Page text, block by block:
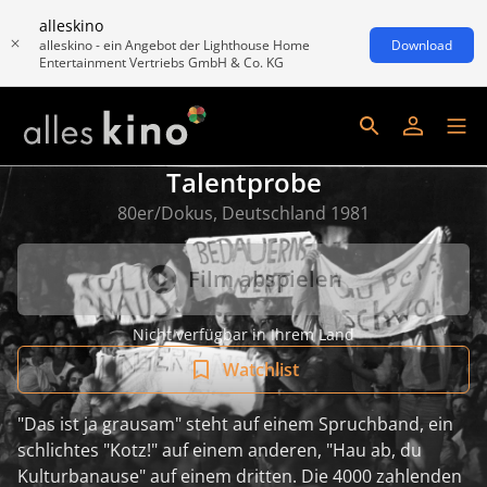
alleskino
alleskino - ein Angebot der Lighthouse Home
Entertainment Vertriebs GmbH & Co. KG
Download
Talentprobe
80er/Dokus, Deutschland 1981
Film abspielen
Nicht verfügbar in Ihrem Land
Watchlist
"Das ist ja grausam" steht auf einem Spruchband, ein
schlichtes "Kotz!" auf einem anderen, "Hau ab, du
Kulturbanause" auf einem dritten. Die 4000 zahlenden